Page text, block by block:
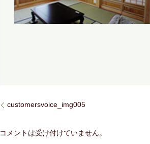
customersvoice_img005
コメントは受け付けていません。